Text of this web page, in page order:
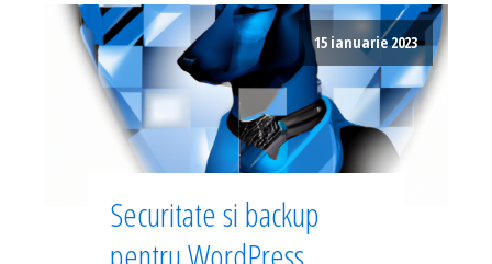
15 ianuarie 2023
Securitate si backup